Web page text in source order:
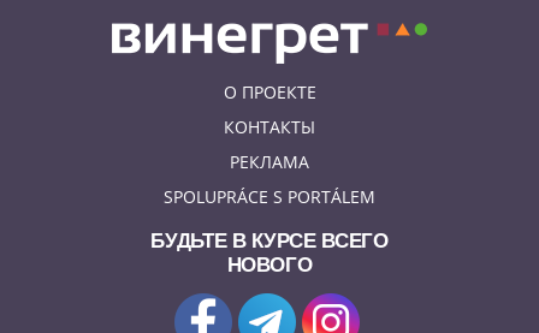
О ПРОЕКТЕ
КОНТАКТЫ
РЕКЛАМА
SPOLUPRÁCE S PORTÁLEM
БУДЬТЕ В КУРСЕ ВСЕГО
НОВОГО